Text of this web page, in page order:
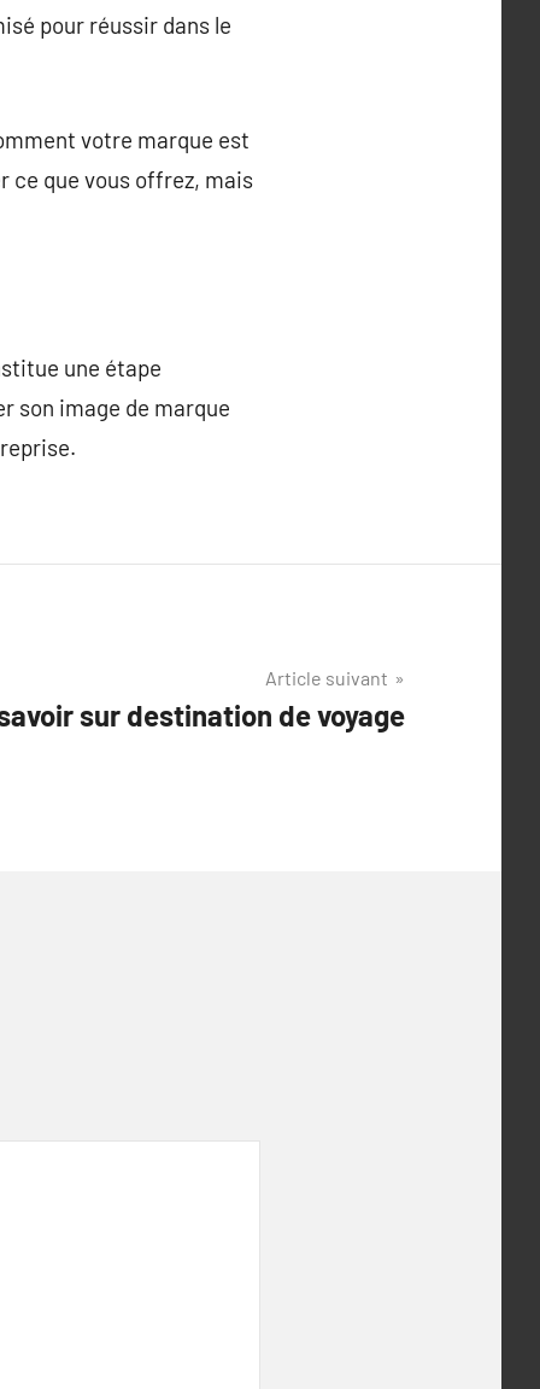
pour réussir dans le
votre marque est
ce que vous offrez, mais
une étape
son image de marque
Article suivant
sur destination de voyage